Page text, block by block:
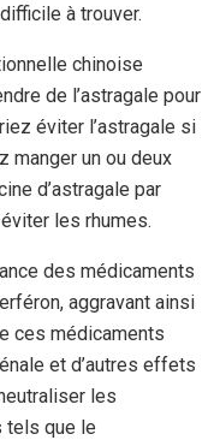
à trouver.
chinoise
de l’astragale pour
éviter l’astragale si
manger un ou deux
d’astragale par
les rhumes.
des médicaments
aggravant ainsi
ces médicaments
et d’autres effets
les
tels que le